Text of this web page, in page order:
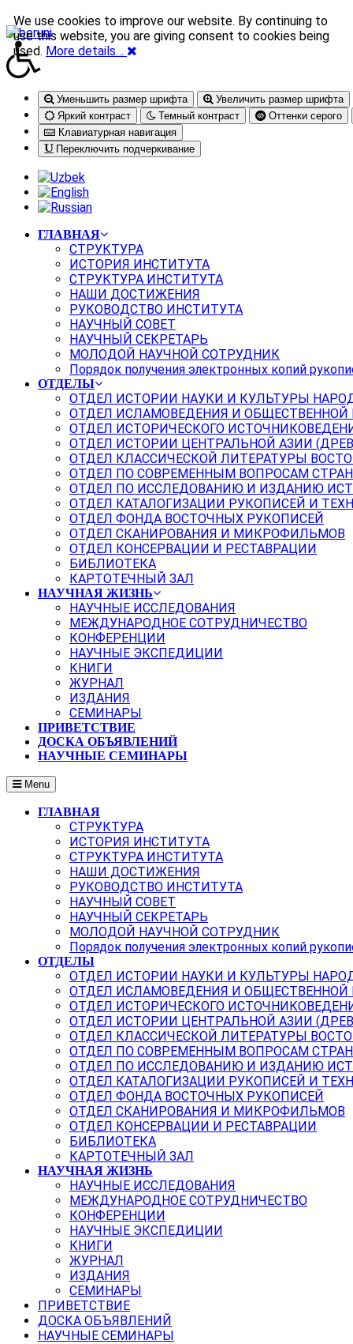
Уменьшить размер шрифта
Увеличить размер шрифта
Яркий контраст
Темный контраст
Оттенки серого
Клавиатурная навигация
Переключить подчеркивание
ГЛАВНАЯ
СТРУКТУРА
ИСТОРИЯ ИНСТИТУТА
СТРУКТУРА ИНСТИТУТА
НАШИ ДОСТИЖЕНИЯ
РУКОВОДСТВО ИНСТИТУТА
НАУЧНЫЙ СОВЕТ
НАУЧНЫЙ СЕКРЕТАРЬ
МОЛОДОЙ НАУЧНОЙ СОТРУДНИК
Порядок получения электронных копий
ОТДЕЛЫ
ОТДЕЛ ИСТОРИИ НАУКИ И КУЛЬТУРЫ
ОТДЕЛ ИСЛАМОВЕДЕНИЯ И
ОТДЕЛ ИСТОРИЧЕСКОГО
ОТДЕЛ ИСТОРИИ ЦЕНТРАЛЬНОЙ АЗИИ
ОТДЕЛ КЛАССИЧЕСКОЙ ЛИТЕРАТУРЫ
ОТДЕЛ ПО СОВРЕМЕННЫМ ВОПРОСАМ
ОТДЕЛ ПО ИССЛЕДОВАНИЮ И ИЗДАНИЮ
ОТДЕЛ КАТАЛОГИЗАЦИИ РУКОПИСЕЙ И
ОТДЕЛ ФОНДА ВОСТОЧНЫХ РУКОПИСЕЙ
ОТДЕЛ СКАНИРОВАНИЯ И МИКРОФИЛЬМОВ
ОТДЕЛ КОНСЕРВАЦИИ И РЕСТАВРАЦИИ
БИБЛИОТЕКА
КАРТОТЕЧНЫЙ ЗАЛ
НАУЧНАЯ ЖИЗНЬ
НАУЧНЫЕ ИССЛЕДОВАНИЯ
МЕЖДУНАРОДНОЕ СОТРУДНИЧЕСТВО
КОНФЕРЕНЦИИ
НАУЧНЫЕ ЭКСПЕДИЦИИ
КНИГИ
ЖУРНАЛ
ИЗДАНИЯ
СЕМИНАРЫ
ПРИВЕТСТВИЕ
ДОСКА ОБЪЯВЛЕНИЙ
НАУЧНЫЕ СЕМИНАРЫ
Menu
ГЛАВНАЯ
СТРУКТУРА
ИСТОРИЯ ИНСТИТУТА
СТРУКТУРА ИНСТИТУТА
НАШИ ДОСТИЖЕНИЯ
РУКОВОДСТВО ИНСТИТУТА
НАУЧНЫЙ СОВЕТ
НАУЧНЫЙ СЕКРЕТАРЬ
МОЛОДОЙ НАУЧНОЙ СОТРУДНИК
Порядок получения электронных копий
ОТДЕЛЫ
ОТДЕЛ ИСТОРИИ НАУКИ И КУЛЬТУРЫ
ОТДЕЛ ИСЛАМОВЕДЕНИЯ И
ОТДЕЛ ИСТОРИЧЕСКОГО
ОТДЕЛ ИСТОРИИ ЦЕНТРАЛЬНОЙ АЗИИ
ОТДЕЛ КЛАССИЧЕСКОЙ ЛИТЕРАТУРЫ
ОТДЕЛ ПО СОВРЕМЕННЫМ ВОПРОСАМ
ОТДЕЛ ПО ИССЛЕДОВАНИЮ И ИЗДАНИЮ
ОТДЕЛ КАТАЛОГИЗАЦИИ РУКОПИСЕЙ И
ОТДЕЛ ФОНДА ВОСТОЧНЫХ РУКОПИСЕЙ
ОТДЕЛ СКАНИРОВАНИЯ И МИКРОФИЛЬМОВ
ОТДЕЛ КОНСЕРВАЦИИ И РЕСТАВРАЦИИ
БИБЛИОТЕКА
КАРТОТЕЧНЫЙ ЗАЛ
НАУЧНАЯ ЖИЗНЬ
НАУЧНЫЕ ИССЛЕДОВАНИЯ
МЕЖДУНАРОДНОЕ СОТРУДНИЧЕСТВО
КОНФЕРЕНЦИИ
НАУЧНЫЕ ЭКСПЕДИЦИИ
КНИГИ
ЖУРНАЛ
ИЗДАНИЯ
СЕМИНАРЫ
ПРИВЕТСТВИЕ
ДОСКА ОБЪЯВЛЕНИЙ
НАУЧНЫЕ СЕМИНАРЫ
We use cookies to improve our website. By continuing to
use this website, you are giving consent to cookies being
used. More details…